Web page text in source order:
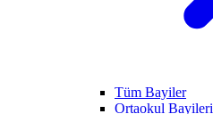
Tüm Bayiler
Ortaokul Bayileri